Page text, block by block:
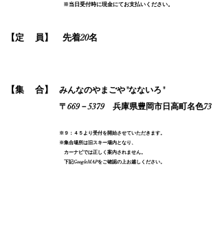
※当日受付時に現金にてお支払いください。
​【定 員】 先着20名
​【集 合】
みんなのやまごや"なないろ"
〒669－5379 兵庫県豊岡市日高町名色73
※９：４５より受付を開始させていただきます。
※集合場所は旧スキー場内となり、
カーナビでは正しく案内されません。
下記GoogleMAPをご確認の上お越しください。